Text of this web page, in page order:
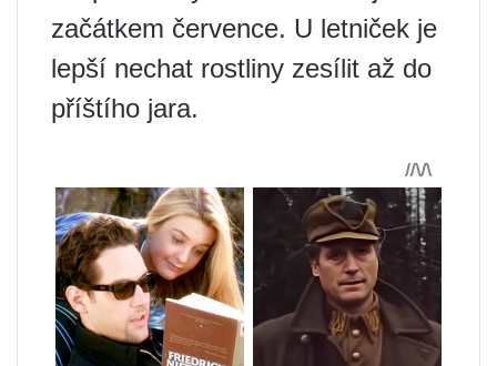
začátkem července. U letniček je
lepší nechat rostliny zesílit až do
příštího jara.